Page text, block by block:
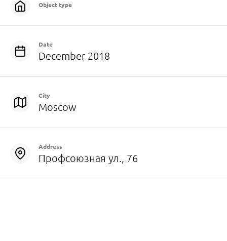
Object type
Date
December 2018
City
Moscow
Address
Профсоюзная ул., 76